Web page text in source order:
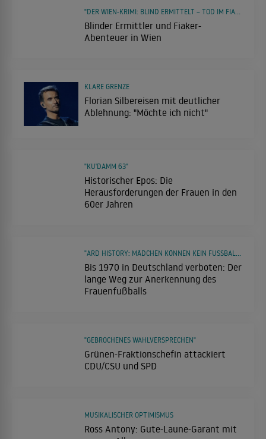
Blinder Ermittler und Fiaker-
Abenteuer in Wien
"DER WIEN-KRIMI: BLIND ERMITTELT – TOD IM FIAKER"
Florian Silbereisen mit deutlicher
Ablehnung: "Möchte ich nicht"
KLARE GRENZE
Historischer Epos: Die
Herausforderungen der Frauen in den
60er Jahren
"KU'DAMM 63"
Bis 1970 in Deutschland verboten: Der
lange Weg zur Anerkennung des
Frauenfußballs
Grünen-Fraktionschefin attackiert
CDU/CSU und SPD
"GEBROCHENES WAHLVERSPRECHEN"
Ross Antony: Gute-Laune-Garant mit
MUSIKALISCHER OPTIMISMUS